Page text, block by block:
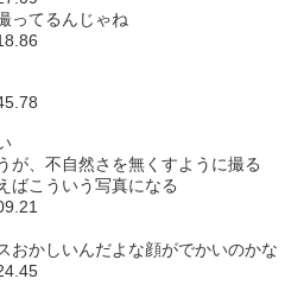
ってるんじゃね
が、不自然さを無くすように撮る
ばこういう写真になる
おかしいんだよな顔がでかいのかな